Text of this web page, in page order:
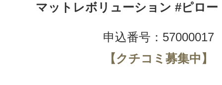
マットレボリューション #ピロー
申込番号：57000017
【クチコミ募集中】